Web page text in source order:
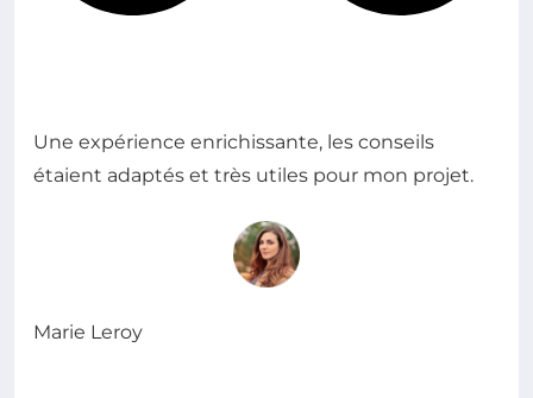
Une expérience enrichissante, les conseils
étaient adaptés et très utiles pour mon projet.
Marie Leroy